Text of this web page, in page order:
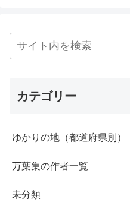
カテゴリー
ゆかりの地（都道府県別）
万葉集の作者一覧
未分類